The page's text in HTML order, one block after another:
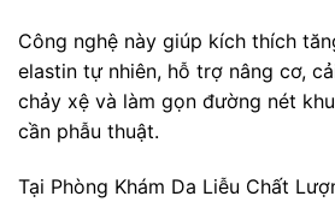
Công nghệ này giúp kích thích
elastin tự nhiên, hỗ trợ nâng cơ,
chảy xệ và làm gọn đường nét
cần phẫu thuật.
Tại Phòng Khám Da Liễu Chất